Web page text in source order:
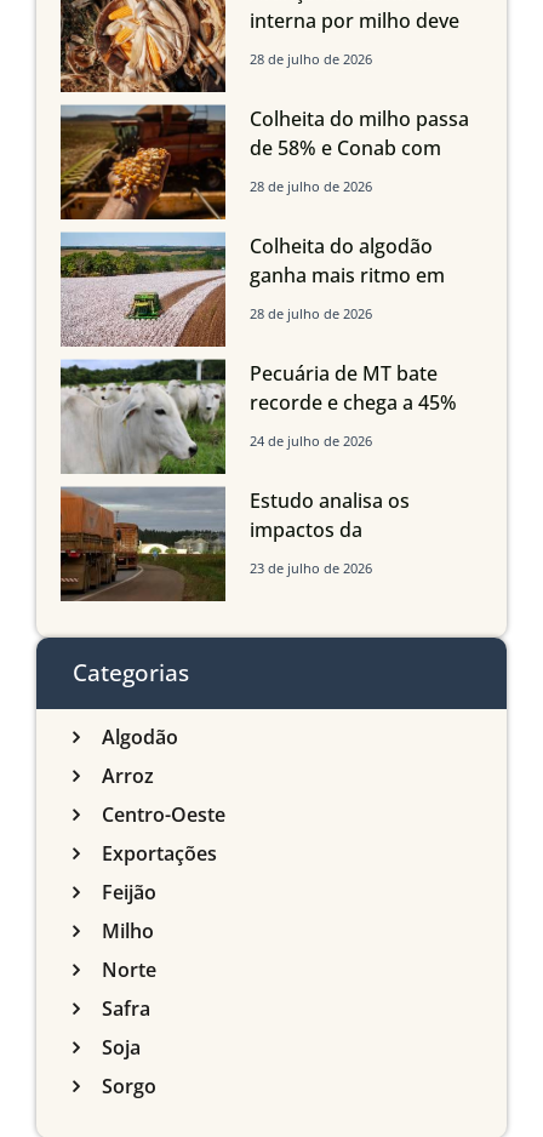
interna por milho deve
compensar aumento da
em Mato Grosso, aponta
Imea
28 de julho de 2026
Colheita do milho passa
de 58% e Conab com
boas produtividades em
quedas em Tocantins,
Maranhão e Piauí
28 de julho de 2026
Colheita do algodão
ganha mais ritmo em
Mato Grosso, Mato
Maranhão
28 de julho de 2026
Pecuária de MT bate
recorde e chega a 45%
dos bovinos abatidos
24 de julho de 2026
Estudo analisa os
impactos da
infraestrutura logística
do Sul
23 de julho de 2026
Categorias
Algodão
Arroz
Centro-Oeste
Exportações
Feijão
Milho
Norte
Safra
Soja
Sorgo